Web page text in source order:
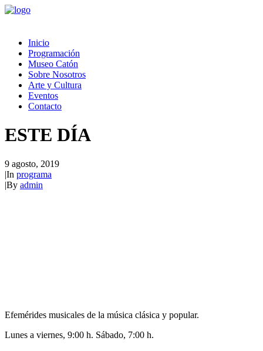
Inicio
Programación
Museo Catón
Sobre Nosotros
Arte y Cultura
Eventos
Contacto
ESTE DÍA
9 agosto, 2019
|In programa
|By admin
Efemérides musicales de la música clásica y popular.
Lunes a viernes, 9:00 h. Sábado, 7:00 h.